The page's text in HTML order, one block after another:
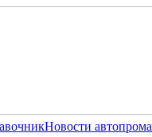
Новости автопрома